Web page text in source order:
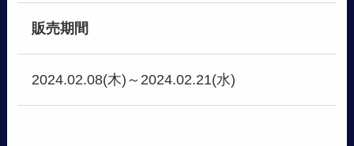
販売期間
2024.02.08(木)～2024.02.21(水)